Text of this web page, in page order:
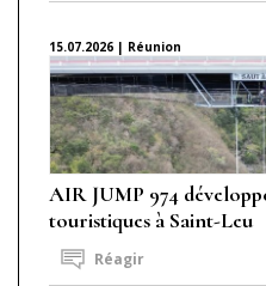
15.07.2026 | Réunion
AIR JUMP 974
touristiques à Saint-Leu
Réagir